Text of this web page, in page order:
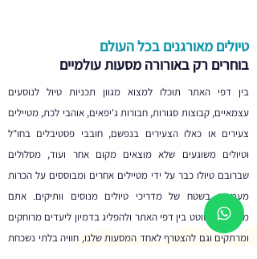
טיולים מאורגנים בכל העולם
בוחרים רק באורורה מסעות עולמיים
בין דפי האתר תוכלו למצוא מגוון תכניות טיול לנוסעים
עצמאיים, קבוצות סגורות, חבורות ג'יפאים, אוהבי לכת, מטיילים
צעירים או כאלו הצעירים בנפשם, חובבי פסטיבלים בחו"ל
וטיולים משוגעים שלא מוצאים מקום אחר ועוד, מסלולים
שברובם טיולו כבר על ידי מטיילים אחרים ומבוססים על הכרות
מעמיקה בשטח של מדריכי טיולים מנוסים וותיקים. אתם
מוזמנים לשוטט בין דפי האתר ולהפליג בדמיון ליעדים מרוחקים
ומרתקים וגם להצטרף לאחד המסעות שלנו, חוויה בלתי נשכחת